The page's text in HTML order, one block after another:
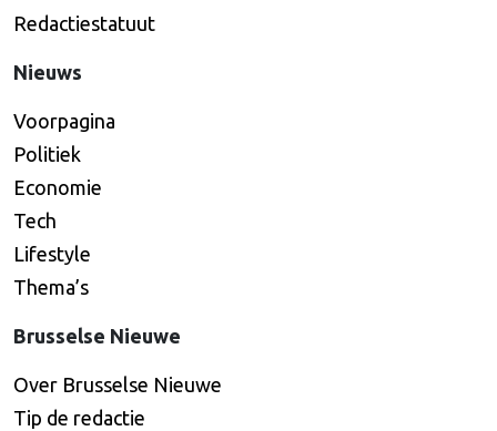
Redactiestatuut
Nieuws
Voorpagina
Politiek
Economie
Tech
Lifestyle
Thema’s
Brusselse Nieuwe
Over Brusselse Nieuwe
Tip de redactie